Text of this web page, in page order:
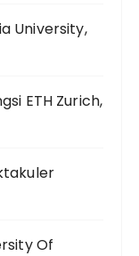
University,
ETH Zurich,
Of